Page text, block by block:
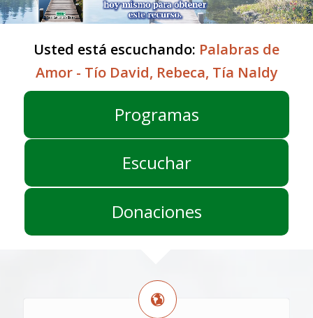
Usted está escuchando: Palabras de
Amor - Tío David, Rebeca, Tía Naldy
Programas
Escuchar
Donaciones